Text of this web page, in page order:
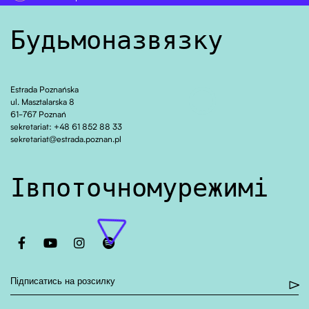
Будьмо на зв’язку!
Estrada Poznańska
ul. Masztalarska 8
61-767 Poznań
sekretariat: +48 61 852 88 33
sekretariat@estrada.poznan.pl
І в поточному режимі
Otwiera stronę w nowej karcie
Otwiera stronę w nowej karcie
Otwiera stronę w nowej karcie
Otwiera stronę w nowej karcie
Підписатись на розсилку